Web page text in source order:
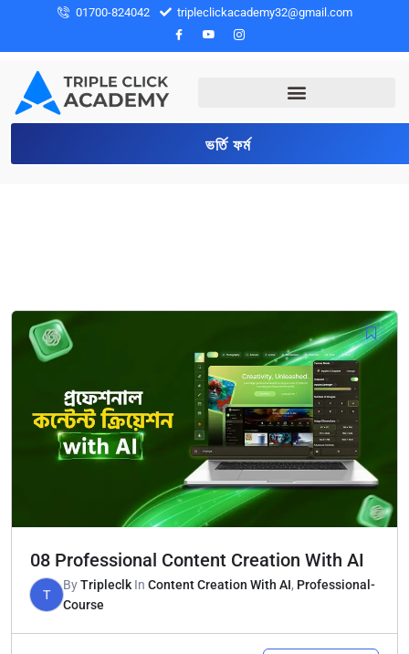
01700-824042 tripleclickacademy32@gmail.com
ভর্তি ফর্ম
08 Professional Content Creation With AI
T
ByTripleclk In Content Creation With AI, Professional-
Course